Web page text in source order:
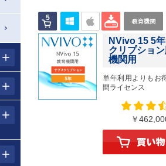
NVivo 15 5
クリプショ
機関用
単年利用よりもお
間ライセンス
￥